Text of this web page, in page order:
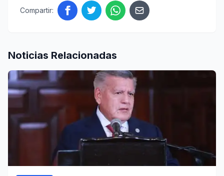
Compartir:
Noticias Relacionadas